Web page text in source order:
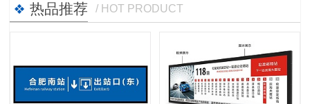
热品推荐 / HOT PRODUCT